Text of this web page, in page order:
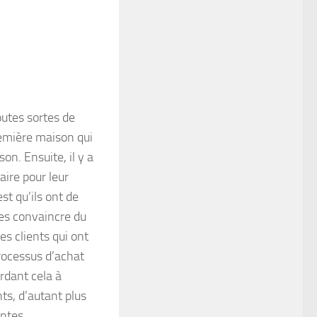
sortes de
maison qui
Ensuite, il y a
pour leur
qu’ils ont de
convaincre du
clients qui ont
d’achat
cela à
d’autant plus